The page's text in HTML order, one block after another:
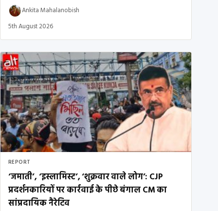
Ankita Mahalanobish
5th August 2026
REPORT
‘जमाती’, ‘इस्लामिस्ट’, ‘शुक्रवार वाले लोग’: CJP
प्रदर्शनकारियों पर कार्रवाई के पीछे बंगाल CM का
सांप्रदायिक नैरेटिव